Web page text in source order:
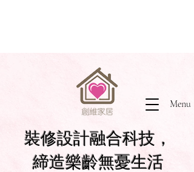
Menu
裝修設計融合科技，
締造樂齡無憂生活